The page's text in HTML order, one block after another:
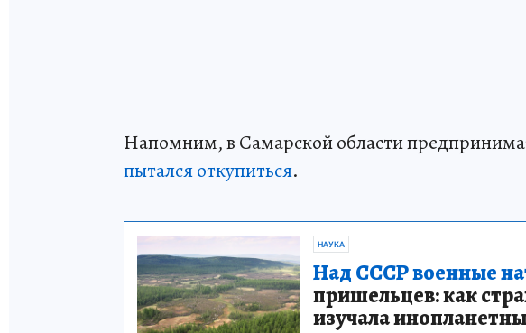
Напомним, в Самарской области
пытался откупиться.
НАУКА
Над СССР военные
пришельцев: как
изучала